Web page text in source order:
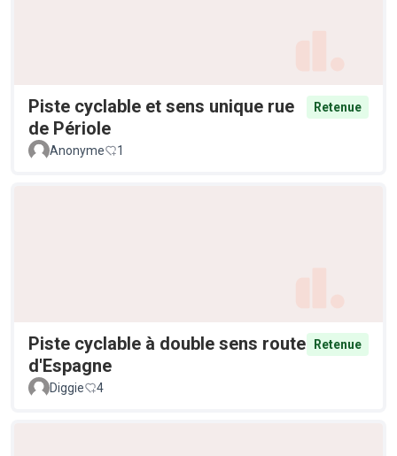
Piste cyclable et sens unique rue
de Périole
Retenue
Anonyme 1
Piste cyclable à double sens route
d'Espagne
Retenue
Diggie 4